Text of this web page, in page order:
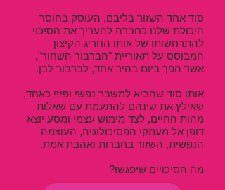
סוד אחד השזור בליבם, העוסק בחוסר
היכולת שלנו כחברה להעריך את הסיכוי
להתרחשותו של אותו החריג הקיצון
המבוסס על תאוריית "הברבור השחור",
אשר הפך ביום בהיר אחד, לברבור לבן.
אותו סוד שהביא למשבר נפשי ופיזי כאחד,
שאילץ את שינהם להתעמת עם שאלות
מהות החיים, לצד מימוש עצמי ומסע יוצא
דופן אל מעמקי הפסיכולוגיה, העוצמה
הנפשית, השזור בחברות ואהבת אמת.
מה הסיכויים שיפגשו?